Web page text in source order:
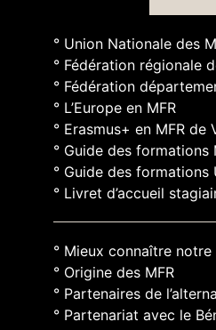
° Union Nationale des
° Fédération régionale
° Fédération
° L’Europe en MFR
° Erasmus+ en MFR de
° Guide des formations
° Guide des formations
° Livret d’accueil
° Mieux connaître
° Origine des MFR
° Partenaires de
° Partenariat avec le